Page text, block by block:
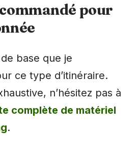
pour
base que je
ce type d’itinéraire.
n’hésitez pas à
complète de matériel
.